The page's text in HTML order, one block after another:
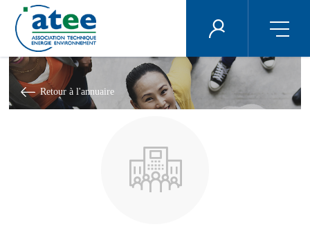
Aller
contenu
principal
ÉNERGIE PLUS
Retour à l'annuaire
Panneau de gestion des cookies